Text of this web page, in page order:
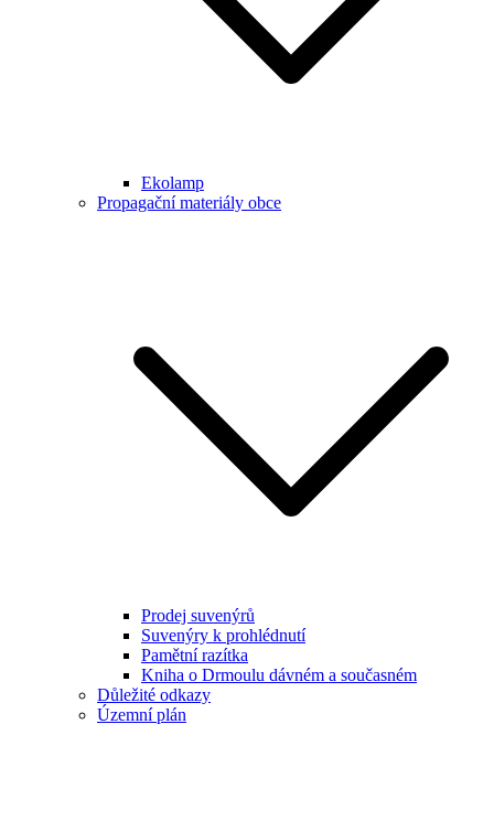
Ekolamp
Propagační materiály obce
Prodej suvenýrů
Suvenýry k prohlédnutí
Pamětní razítka
Kniha o Drmoulu dávném a současném
Důležité odkazy
Územní plán